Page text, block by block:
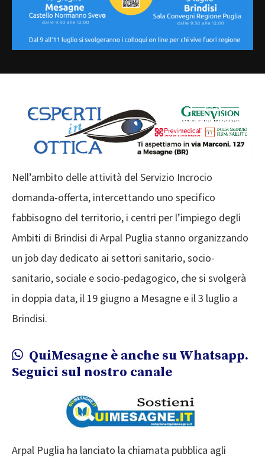
Nell’ambito delle attività del Servizio Incrocio
domanda-offerta, intercettando uno specifico
fabbisogno del territorio, i centri per l’impiego degli
Ambiti di Brindisi di Arpal Puglia stanno organizzando
un job day dedicato ai settori sanitario, socio-
sanitario, sociale e socio-pedagogico, che si svolgerà
in doppia data, il 19 giugno a Mesagne e il 3 luglio a
Brindisi.
QuiMesagne è anche su Whatsapp.
Seguici sul nostro canale
Arpal Puglia ha lanciato la chiamata pubblica agli